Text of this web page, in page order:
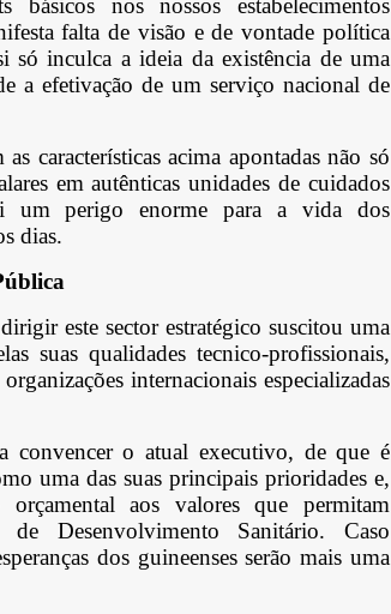
nos nossos estabelecimentos
falta de visão e de vontade política
só inculca a ideia da existência de uma
a efetivação de um serviço nacional de
características acima apontadas não só
em autênticas unidades de cuidados
um perigo enorme para a vida dos
dias.
este sector estratégico suscitou uma
suas qualidades tecnico-profissionais,
internacionais especializadas
convencer o atual executivo, de que é
uma das suas principais prioridades e,
orçamental aos valores que permitam
Desenvolvimento Sanitário. Caso
dos guineenses serão mais uma